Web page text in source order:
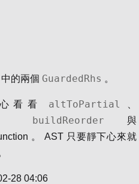
中的兩個 GuardedRhs 。
看看 altToPartial
buildReorder 與
。 AST 只要靜下心來就
28 04:06